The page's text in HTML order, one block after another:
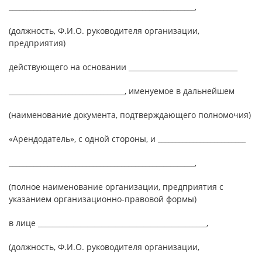
_____________________________________________________,
(должность, Ф.И.О. руководителя организации,
предприятия)
действующего на основании _______________________________
_________________________________, именуемое в дальнейшем
(наименование документа, подтверждающего полномочия)
«Арендодатель», с одной стороны, и _________________________
_____________________________________________________,
(полное наименование организации, предприятия с
указанием организационно-правовой формы)
в лице ________________________________________________,
(должность, Ф.И.О. руководителя организации,